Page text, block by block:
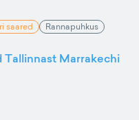
saared Rannapuhkus
Tallinnast Marrakechi